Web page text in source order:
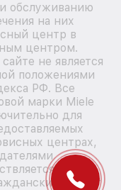
обслуживанию
на них
центр в
центром.
не является
положениями
РФ. Все
марки Miele
для
центрах,
для
оборот